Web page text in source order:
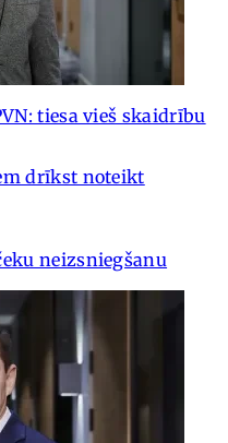
tiesa vieš skaidrību
drīkst noteikt
neizsniegšanu